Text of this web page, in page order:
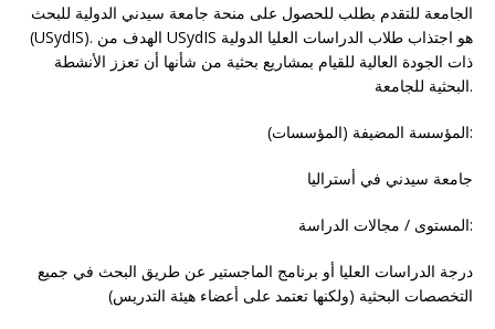
الجامعة للتقدم بطلب للحصول على منحة جامعة سيدني الدولية للبحث
(USydIS). الهدف من USydIS هو اجتذاب طلاب الدراسات العليا الدولية
ذات الجودة العالية للقيام بمشاريع بحثية من شأنها أن تعزز الأنشطة
البحثية للجامعة.
المؤسسة المضيفة (المؤسسات):
جامعة سيدني في أستراليا
المستوى / مجالات الدراسة:
درجة الدراسات العليا أو برنامج الماجستير عن طريق البحث في جميع
التخصصات البحثية (ولكنها تعتمد على أعضاء هيئة التدريس)